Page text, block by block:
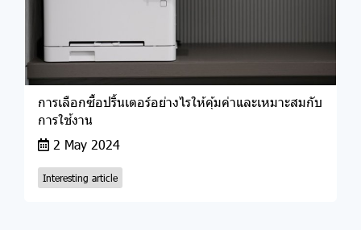
การเลือกซื้อปริ้นเตอร์อย่างไรให้คุ้มค่าและเหมาะสมกับ
การใช้งาน
2 May 2024
Interesting article